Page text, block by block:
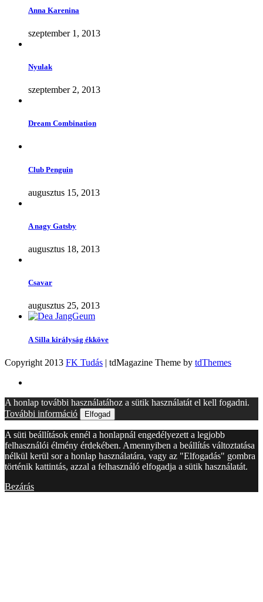
Anna Karenina
szeptember 1, 2013
Nyulak
szeptember 2, 2013
Dream Combination
Club Penguin
augusztus 15, 2013
A nagy Gatsby
augusztus 18, 2013
Csavar
augusztus 25, 2013
A Silla királyság ékköve
Copyright 2013 FK Tudás | tdMagazine Theme by tdThemes
A honlap további használatához a sütik használatát el kell fogadni.
További információ
Elfogad
A süti beállítások ennél a honlapnál engedélyezett a legjobb
felhasználói élmény érdekében. Amennyiben a beállítás változtatása
nélkül kerül sor a honlap használatára, vagy az "Elfogadás" gombra
történik kattintás, azzal a felhasználó elfogadja a sütik használatát.
Bezárás